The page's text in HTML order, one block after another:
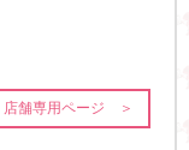
店舗専用ページ ＞